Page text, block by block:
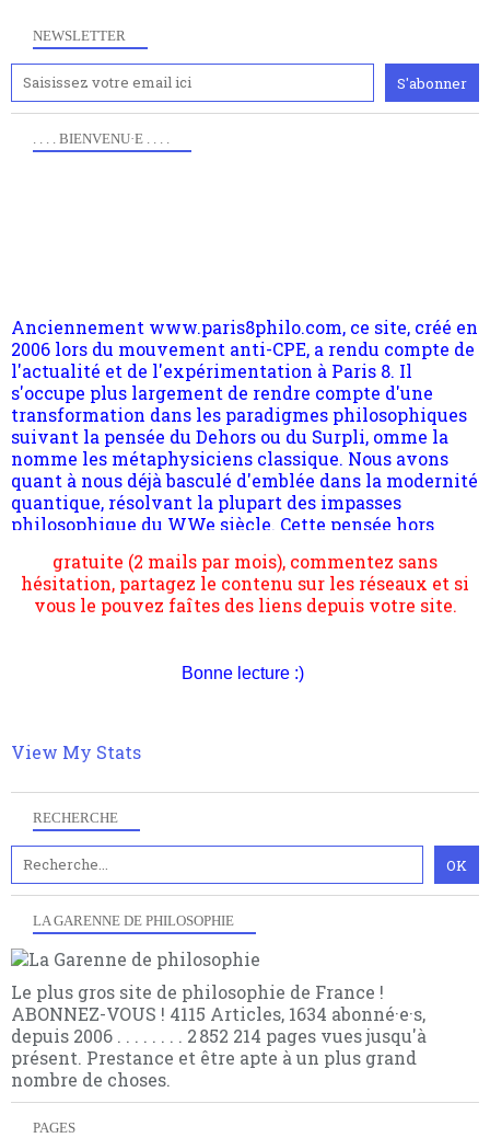
NEWSLETTER
RECHERCHE
LA GARENNE DE PHILOSOPHIE
Le plus gros site de philosophie de France !
ABONNEZ-VOUS ! 4115 Articles, 1634 abonné·e·s,
depuis 2006 . . . . . . . . 2 852 214 pages vues jusqu'à
présent. Prestance et être apte à un plus grand
nombre de choses.
PAGES
. . . . BIENVENU·E . . . .
2006 lors du mouvement anti-CPE, a rendu compte de
l'actualité et de l'expérimentation à Paris 8. Il
s'occupe plus largement de rendre compte d'une
transformation dans les paradigmes philosophiques
suivant la pensée du Dehors ou du Surpli, omme la
nomme les métaphysiciens classique. Nous avons
quant à nous déjà basculé d'emblée dans la modernité
quantique, résolvant la plupart des impasses
philosophique du WWe siècle. Cette pensée hors
contrat est la marque d'une complexité, riche de
multiples facteurs et échelles. Ce site contient des
articles pour être apte à un plus grand nombre de
choses.
Pour nous soutenir abonnez-vous à la newsletter
gratuite (2 mails par mois), commentez sans
hésitation, partagez le contenu sur les réseaux et si
vous le pouvez faîtes des liens depuis votre site.
Bonne lecture :)
View My Stats